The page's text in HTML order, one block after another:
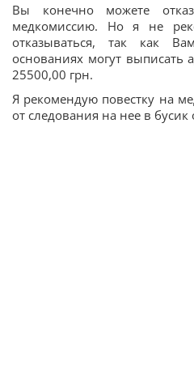
Вы конечно можете
медкомиссию. Но я не
отказываться, так как
основаниях могут
25500,00 грн.
Я рекомендую повестку на
от следования на нее в бусик